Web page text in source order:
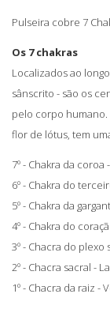
Pulseira cobre 7
Os 7 chakras
Localizados ao
sânscrito - são os
pelo corpo
flor de lótus, tem
7º - Chakra da
6º - Chakra do
5º - Chakra da
4º - Chakra do
3º - Chacra do
2º - Chacra sacral -
1º - Chacra da raiz -